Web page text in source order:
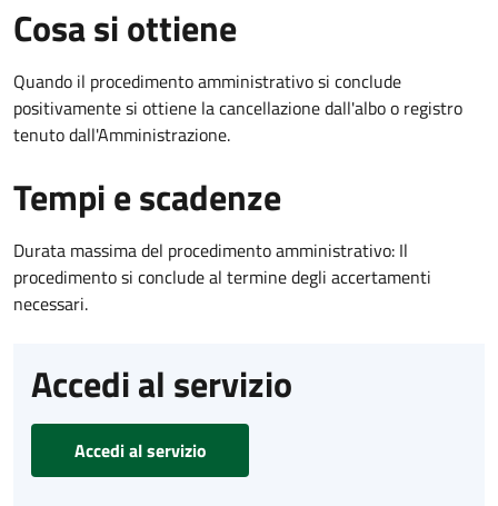
Cosa si ottiene
Quando il procedimento amministrativo si conclude
positivamente si ottiene la cancellazione dall'albo o registro
tenuto dall'Amministrazione.
Tempi e scadenze
Durata massima del procedimento amministrativo: Il
procedimento si conclude al termine degli accertamenti
necessari.
Accedi al servizio
Accedi al servizio